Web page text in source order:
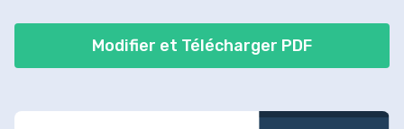
Modifier et Télécharger PDF